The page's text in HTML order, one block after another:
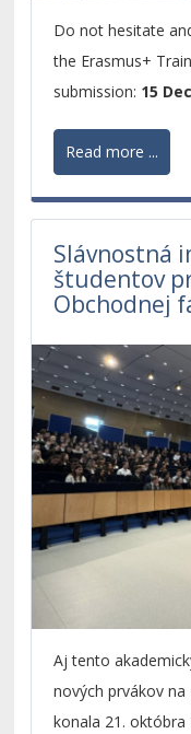
Do not hesitate
the Erasmus+
submission: 15
Read more ...
Slávnostná
študentov
Obchodnej
Aj tento
nových prvákov na
konala 21. októbra